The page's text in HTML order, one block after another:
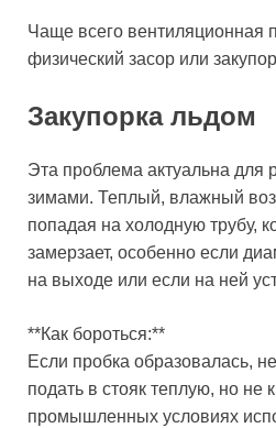
Чаще всего вентиляционная
физический засор или
Закупорка льдом
Эта проблема актуальна для
зимами. Теплый, влажный
попадая на холодную трубу,
замерзает, особенно если
на выходе или если на ней
**Как бороться:**
Если пробка образовалась,
подать в стояк теплую, но не
промышленных условиях